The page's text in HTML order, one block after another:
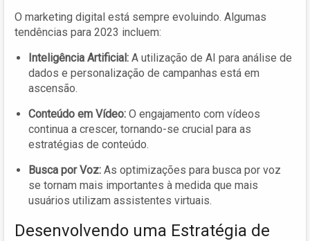
O marketing digital está sempre evoluindo. Algumas
tendências para 2023 incluem:
Inteligência Artificial: A utilização de AI para análise de
dados e personalização de campanhas está em
ascensão.
Conteúdo em Vídeo: O engajamento com vídeos
continua a crescer, tornando-se crucial para as
estratégias de conteúdo.
Busca por Voz: As optimizações para busca por voz
se tornam mais importantes à medida que mais
usuários utilizam assistentes virtuais.
Desenvolvendo uma Estratégia de